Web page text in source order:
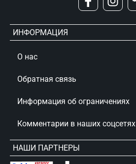
ИНФОРМАЦИЯ
О нас
Обратная связь
Информация об ограничениях
Комментарии в наших соцсетях
НАШИ ПАРТНЕРЫ